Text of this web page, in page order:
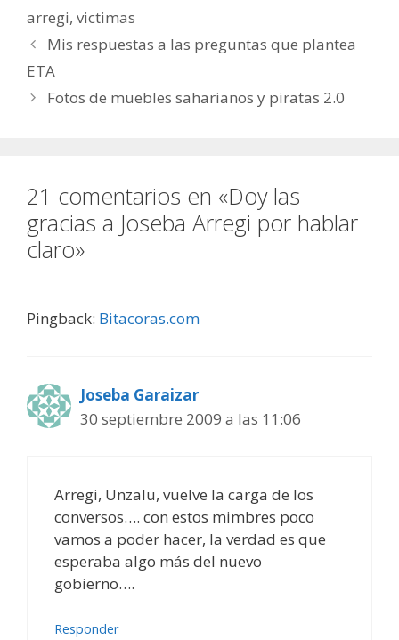
arregi, victimas
Mis respuestas a las preguntas que plantea
ETA
Fotos de muebles saharianos y piratas 2.0
21 comentarios en «Doy las
gracias a Joseba Arregi por hablar
claro»
Pingback: Bitacoras.com
Joseba Garaizar
30 septiembre 2009 a las 11:06
Arregi, Unzalu, vuelve la carga de los
conversos…. con estos mimbres poco
vamos a poder hacer, la verdad es que
esperaba algo más del nuevo
gobierno….
Responder